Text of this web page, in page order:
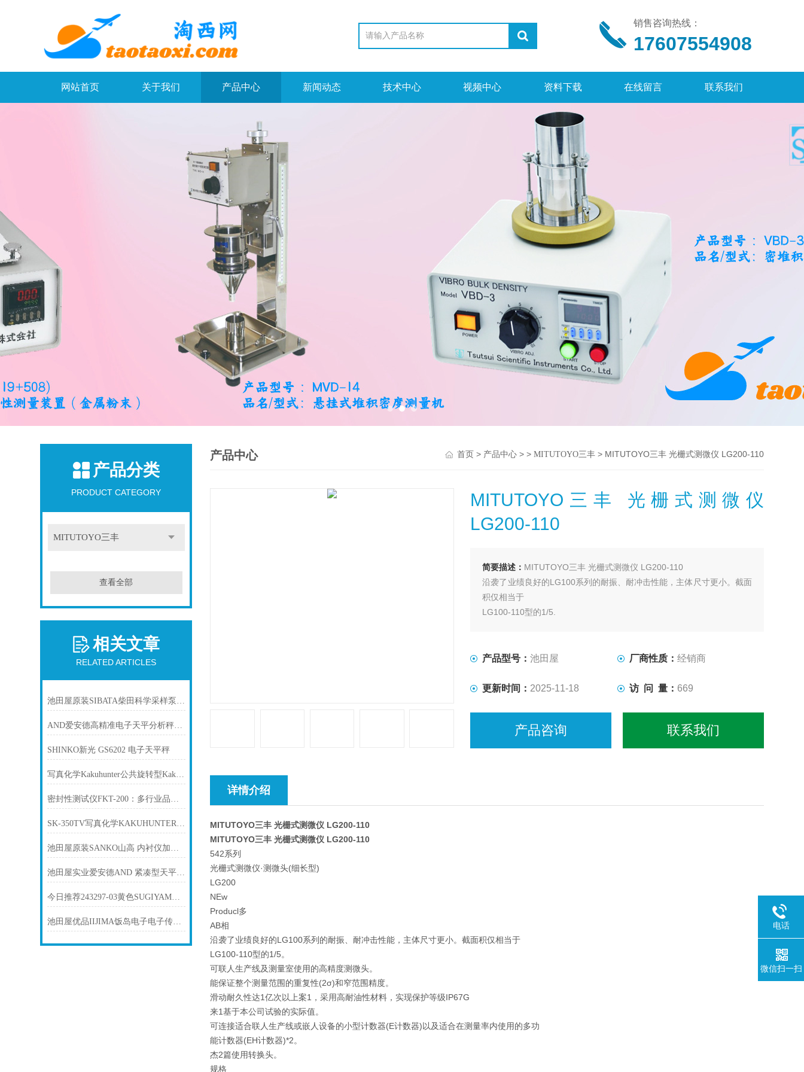
销售咨询热线：
17607554908
网站首页 关于我们 产品中心 新闻动态 技术中心 视频中心 资料下载 在线留言 联系我们
产品分类
PRODUCT CATEGORY
MITUTOYO三丰
查看全部
相关文章
RELATED ARTICLES
池田屋原装SIBATA柴田科学采样泵MP-W5P产品介绍技术参数
AND爱安德高精准电子天平分析秤GX-203A
SHINKO新光 GS6202 电子天平秤
写真化学Kakuhunter公共旋转型Kakuhunter的特点
密封性测试仪FKT-200：多行业品质守护的“全能选手“
SK-350TV写真化学KAKUHUNTER直式真空模式搅拌脱泡装置
池田屋原装SANKO山高 内衬仪加热管 LA-15产品介绍技术参
池田屋实业爱安德AND 紧凑型天平 EK-i 系列EK-1200I
今日推荐243297-03黄色SUGIYAMA杉山电机 电机传感器感应线
池田屋优品IIJIMA饭岛电子电子传感器WA-SGF
产品中心 首页> 产品中心> > MITUTOYO三丰> MITUTOYO三丰 光栅式测微仪 LG200-110
MITUTOYO三丰 光栅式测微仪
LG200-110
简要描述： MITUTOYO三丰 光栅式测微仪 LG200-110
沿袭了业绩良好的LG100系列的耐振、耐冲击性能，主体尺寸更小。截面
积仅相当于
LG100-110型的1/5.
产品型号：池田屋 厂商性质： 经销商
更新时间： 2025-11-18 访 问 量： 669
产品咨询 联系我们
详情介绍
MITUTOYO三丰 光栅式测微仪 LG200-110
MITUTOYO三丰 光栅式测微仪 LG200-110
542系列
光栅式测微仪·测微头(细长型)
LG200
NEw
Producl多
AB相
沿袭了业绩良好的LG100系列的耐振、耐冲击性能，主体尺寸更小。截面积仅相当于
LG100-110型的1/5。
可联人生产线及测量室使用的高精度测微头。
能保证整个测量范围的重复性(2σ)和窄范围精度。
滑动耐久性达1亿次以上案1，采用高耐油性材料，实现保护等级IP67G
来1基于本公司试验的实际值。
可连接适合联人生产线或嵌人设备的小型计数器(E计数器)以及适合在测量率内使用的多功
能计数器(EH计数器)*2。
杰2篇使用转换头。
规格
电话
微信扫一扫